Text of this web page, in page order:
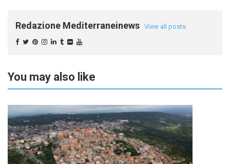
Redazione Mediterraneinews View all posts
You may also like